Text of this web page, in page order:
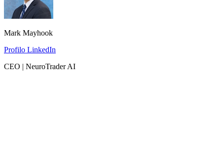
Mark Mayhook
Profilo LinkedIn
CEO | NeuroTrader AI